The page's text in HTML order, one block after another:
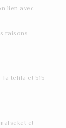
lien avec
raisons
la tefila et 515
et